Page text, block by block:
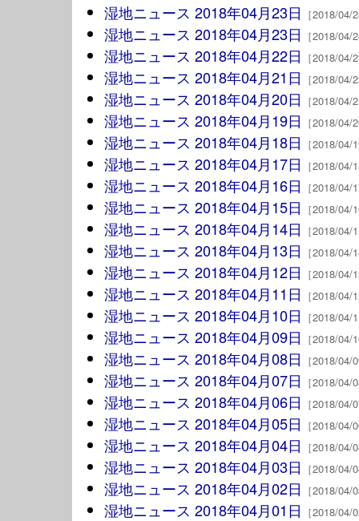
湿地ニュース 2018年04月23日 ［2018/04/
湿地ニュース 2018年04月23日 ［2018/04/
湿地ニュース 2018年04月22日 ［2018/04/
湿地ニュース 2018年04月21日 ［2018/04/
湿地ニュース 2018年04月20日 ［2018/04/
湿地ニュース 2018年04月19日 ［2018/04/
湿地ニュース 2018年04月18日 ［2018/04/
湿地ニュース 2018年04月17日 ［2018/04/
湿地ニュース 2018年04月16日 ［2018/04/
湿地ニュース 2018年04月15日 ［2018/04/
湿地ニュース 2018年04月14日 ［2018/04/
湿地ニュース 2018年04月13日 ［2018/04/
湿地ニュース 2018年04月12日 ［2018/04/
湿地ニュース 2018年04月11日 ［2018/04/
湿地ニュース 2018年04月10日 ［2018/04/
湿地ニュース 2018年04月09日 ［2018/04/
湿地ニュース 2018年04月08日 ［2018/04/
湿地ニュース 2018年04月07日 ［2018/04/
湿地ニュース 2018年04月06日 ［2018/04/
湿地ニュース 2018年04月05日 ［2018/04/
湿地ニュース 2018年04月04日 ［2018/04/
湿地ニュース 2018年04月03日 ［2018/04/
湿地ニュース 2018年04月02日 ［2018/04/
湿地ニュース 2018年04月01日 ［2018/04/